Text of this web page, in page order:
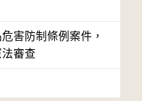
害防制條例案件，
審查